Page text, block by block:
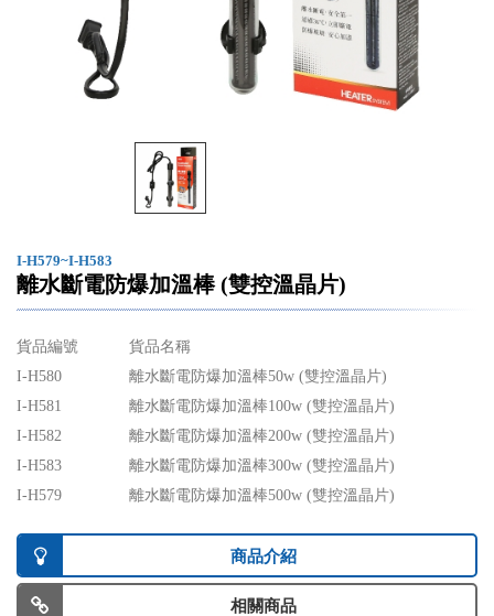
I-H579~I-H583
離水斷電防爆加溫棒 (雙控溫晶片)
貨品編號
貨品名稱
I-H580
離水斷電防爆加溫棒50w (雙控溫晶片)
I-H581
離水斷電防爆加溫棒100w (雙控溫晶片)
I-H582
離水斷電防爆加溫棒200w (雙控溫晶片)
I-H583
離水斷電防爆加溫棒300w (雙控溫晶片)
I-H579
離水斷電防爆加溫棒500w (雙控溫晶片)
商品介紹
相關商品